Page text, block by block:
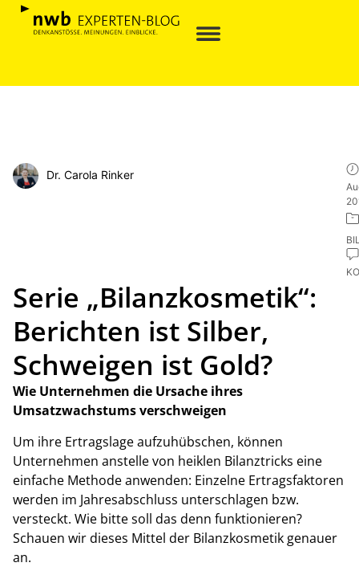
Dr. Carola Rinker
Serie „Bilanzkosmetik“:
Berichten ist Silber,
Schweigen ist Gold?
Wie Unternehmen die Ursache ihres
Umsatzwachstums verschweigen
Um ihre Ertragslage aufzuhübschen, können
Unternehmen anstelle von heiklen Bilanztricks eine
einfache Methode anwenden: Einzelne Ertragsfaktoren
werden im Jahresabschluss unterschlagen bzw.
versteckt. Wie bitte soll das denn funktionieren?
Schauen wir dieses Mittel der Bilanzkosmetik genauer
an.